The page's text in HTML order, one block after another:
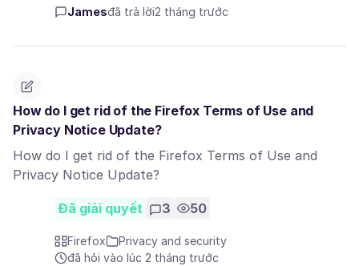
Jamesđã trả lời2 tháng trước
How do I get rid of the Firefox Terms of Use and
Privacy Notice Update?
How do I get rid of the Firefox Terms of Use and
Privacy Notice Update?
Đã giải quyết 3 50
Firefox
Privacy and security
đã hỏi vào lúc 2 tháng trước